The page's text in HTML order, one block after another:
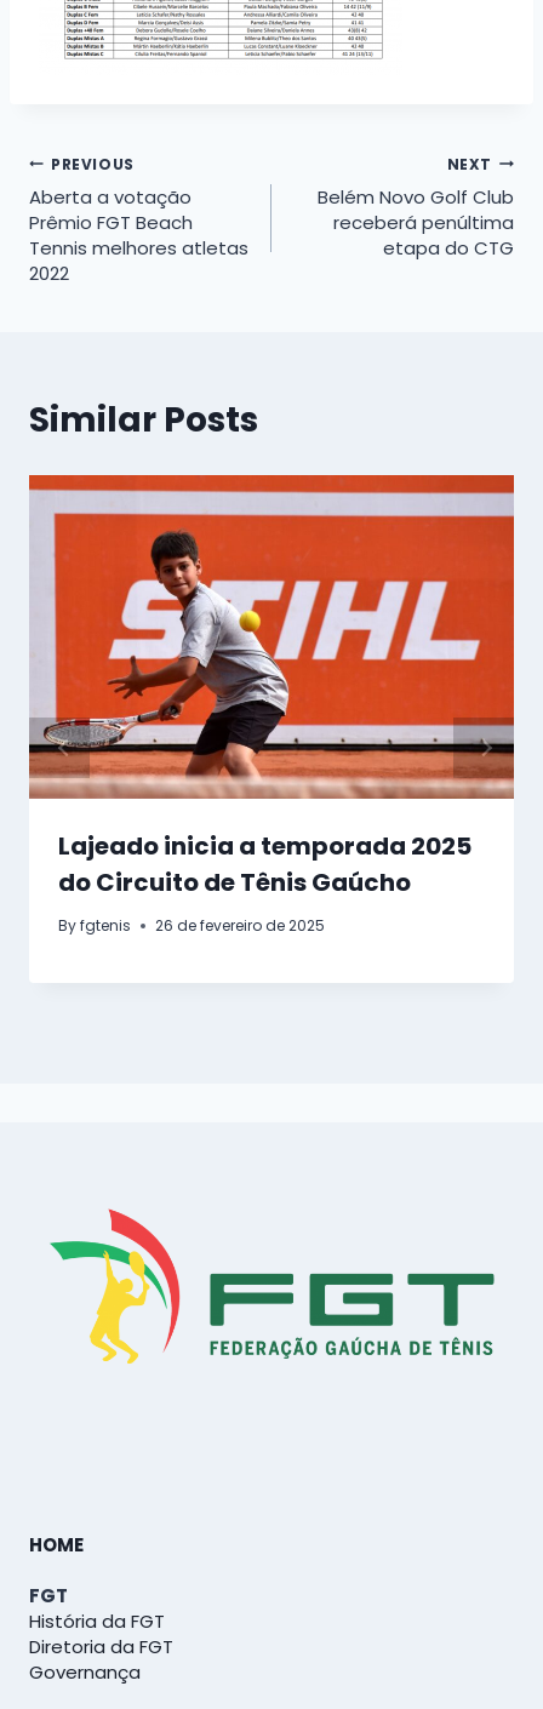
Navegação
de
Post
PREVIOUS
Aberta a votação
Prêmio FGT Beach
Tennis melhores atletas
2022
NEXT
Belém Novo Golf Club
receberá penúltima
etapa do CTG
Similar Posts
Lajeado inicia a temporada 2025
do Circuito de Tênis Gaúcho
Byfgtenis 26 de fevereiro de 2025
HOME
FGT
História da FGT
Diretoria da FGT
Governança